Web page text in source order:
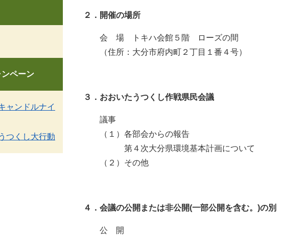
２．開催の場所
会 場 トキハ会館５階 ローズの間
（住所：大分市府内町２丁目１番４号）
３．おおいたうつくし作戦県民会議
議事
（１）各部会からの報告
第４次大分県環境基本計画について
（２）その他
４．会議の公開または非公開(一部公開を含む。)の別
公 開
ペーン
ャンドルナイ
つくし大行動